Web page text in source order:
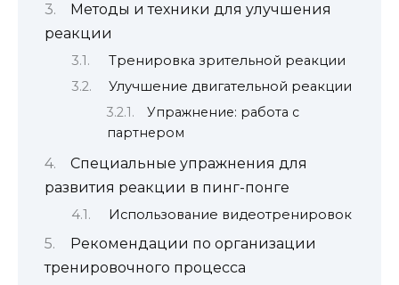
Методы и техники для улучшения
реакции
Тренировка зрительной реакции
Улучшение двигательной реакции
Упражнение: работа с
партнером
Специальные упражнения для
развития реакции в пинг-понге
Использование видеотренировок
Рекомендации по организации
тренировочного процесса